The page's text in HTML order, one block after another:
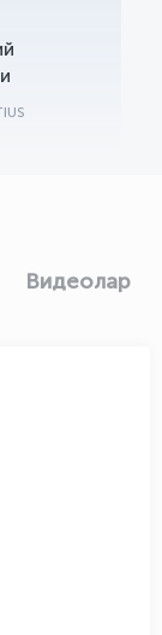
Видеолар